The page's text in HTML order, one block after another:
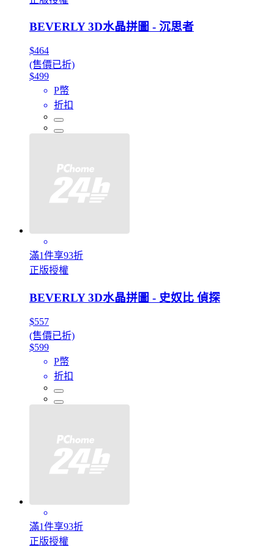
BEVERLY 3D水晶拼圖 - 沉思者
$464
(售價已折)
$499
P幣
折扣
滿1件享93折
正版授權
BEVERLY 3D水晶拼圖 - 史奴比 偵探
$557
(售價已折)
$599
P幣
折扣
滿1件享93折
正版授權